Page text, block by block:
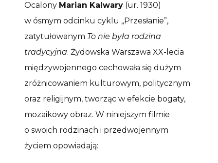
Ocalony Marian Kalwary (ur. 1930)
w ósmym odcinku cyklu „Przesłanie”,
zatytułowanym To nie była rodzina
tradycyjna. Żydowska Warszawa XX-lecia
międzywojennego cechowała się dużym
zróżnicowaniem kulturowym, politycznym
oraz religijnym, tworząc w efekcie bogaty,
mozaikowy obraz. W niniejszym filmie
o swoich rodzinach i przedwojennym
życiem opowiadają: